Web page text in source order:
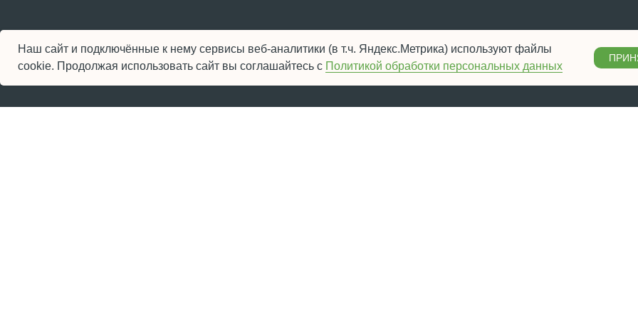
Наш сайт и подключённые к нему сервисы веб-аналитики (в т.ч. Яндекс.Метрика) используют файлы
cookie. Продолжая использовать сайт вы соглашайтесь с Политикой обработки персональных данных
Санкт-Петербург,
наб. Обводного канала, 21, офис 1−49
Наши объекты
О стройке просто
Услуги
Готовые проекты